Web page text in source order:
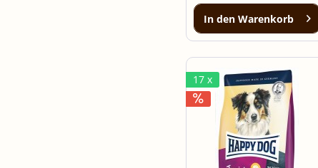
In den Warenkorb
17 x